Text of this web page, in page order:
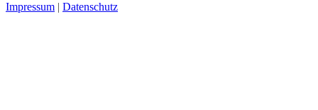
Impressum | Datenschutz